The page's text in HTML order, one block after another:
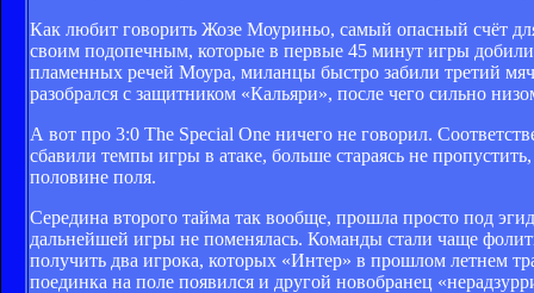
Как любит говорить Жозе Моуриньо, самый опасный счёт
своим подопечным, которые в первые 45 минут игры
пламенных речей Моура, миланцы быстро забили третий
разобрался с защитником «Кальяри», после чего сильно
А вот про 3:0 The Special One ничего не говорил.
сбавили темпы игры в атаке, больше стараясь не
половине поля.
Середина второго тайма так вообще, прошла просто под
дальнейшей игры не поменялась. Команды стали чаще
получить два игрока, которых «Интер» в прошлом летнем
поединка на поле появился и другой новобранец